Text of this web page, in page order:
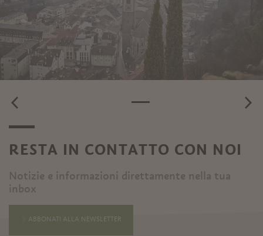
RESTA IN CONTATTO CON NOI
Notizie e informazioni direttamente nella tua
inbox
ABBONATI ALLA NEWSLETTER